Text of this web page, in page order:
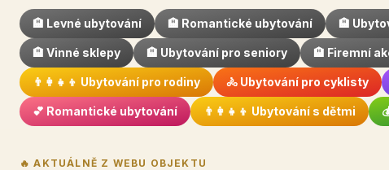
🏨 Levné ubytování 🏨 Romantické ubytování 🏨
🏨 Vinné sklepy 🏨 Ubytování pro seniory 🏨 Firemní
👨‍👩‍👧‍👦 Ubytování pro rodiny 🚴 Ubytování pro cyklisty
💕 Romantické ubytování 👨‍👩‍👧‍👦 Ubytování s dětmi
🔥 AKTUÁLNĚ Z WEBU OBJEKTU